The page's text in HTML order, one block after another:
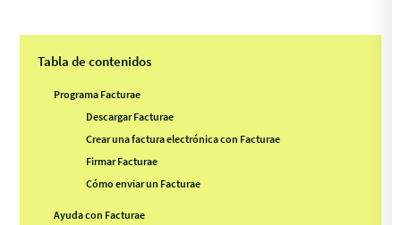
Tabla de contenidos
Programa Facturae
Descargar Facturae
Crear una factura electrónica con Facturae
Firmar Facturae
Cómo enviar un Facturae
Ayuda con Facturae